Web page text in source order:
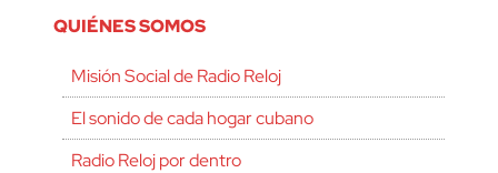
QUIÉNES SOMOS
Misión Social de Radio Reloj
El sonido de cada hogar cubano
Radio Reloj por dentro